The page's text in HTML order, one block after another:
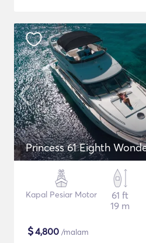
Princess 61 Eighth
Kapal Pesiar Motor
61 ft
19 m
$4,800 /malam